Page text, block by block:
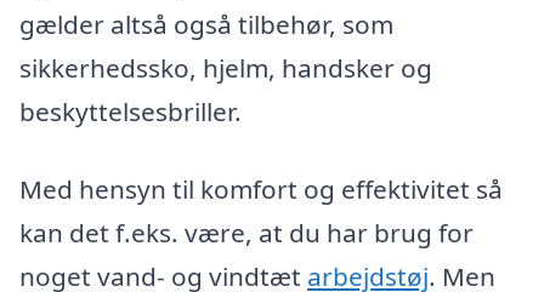
gælder altså også tilbehør, som
sikkerhedssko, hjelm, handsker og
beskyttelsesbriller.
Med hensyn til komfort og effektivitet så
kan det f.eks. være, at du har brug for
noget vand- og vindtæt arbejdstøj. Men